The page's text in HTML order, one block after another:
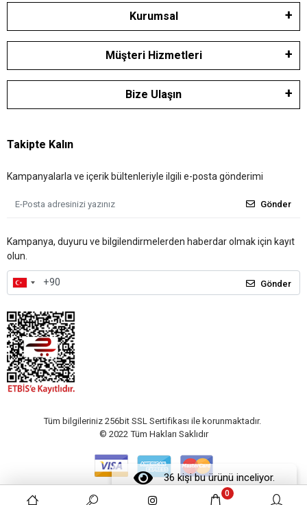
36 kişi bu ürünü inceliyor.
Kurumsal
Müşteri Hizmetleri
Bize Ulaşın
Takipte Kalın
Kampanyalarla ve içerik bültenleriyle ilgili e-posta gönderimi
Gönder
Kampanya, duyuru ve bilgilendirmelerden haberdar olmak için kayıt
olun.
Gönder
Tüm bilgileriniz 256bit SSL Sertifikası ile korunmaktadır.
© 2022 Tüm Hakları Saklıdır
0